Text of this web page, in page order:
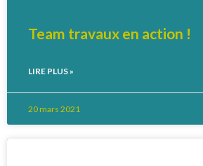
Team travaux en action !
LIRE PLUS »
20 mars 2021